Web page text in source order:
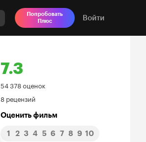
Попробовать
Плюс
Войти
7.3
Рейтинг
Кинопоиска
7.3
54 378 оценок
8 рецензий
Оценить фильм
1 2 3 4 5 6 7 8 9 10